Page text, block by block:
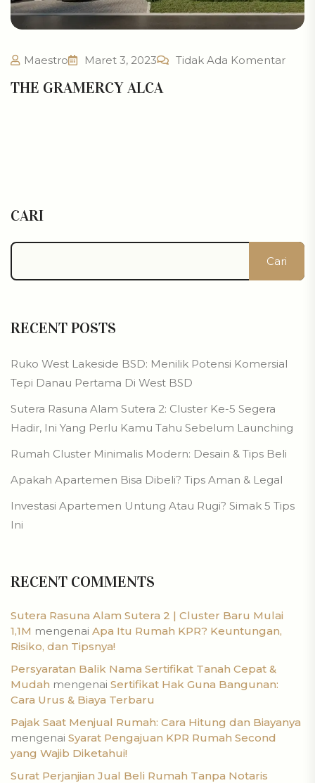
Maestro Maret 3, 2023 Tidak Ada Komentar
THE GRAMERCY ALCA
CARI
Cari
RECENT POSTS
Ruko West Lakeside BSD: Menilik Potensi Komersial
Tepi Danau Pertama Di West BSD
Sutera Rasuna Alam Sutera 2: Cluster Ke-5 Segera
Hadir, Ini Yang Perlu Kamu Tahu Sebelum Launching
Rumah Cluster Minimalis Modern: Desain & Tips Beli
Apakah Apartemen Bisa Dibeli? Tips Aman & Legal
Investasi Apartemen Untung Atau Rugi? Simak 5 Tips
Ini
RECENT COMMENTS
Sutera Rasuna Alam Sutera 2 | Cluster Baru Mulai
1,1M mengenai Apa Itu Rumah KPR? Keuntungan,
Risiko, dan Tipsnya!
Persyaratan Balik Nama Sertifikat Tanah Cepat &
Mudah mengenai Sertifikat Hak Guna Bangunan:
Cara Urus & Biaya Terbaru
Pajak Saat Menjual Rumah: Cara Hitung dan Biayanya
mengenai Syarat Pengajuan KPR Rumah Second
yang Wajib Diketahui!
Surat Perjanjian Jual Beli Rumah Tanpa Notaris